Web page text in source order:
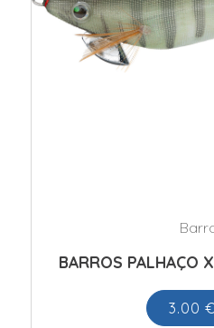
BARROS PALHAÇO
3.00 €